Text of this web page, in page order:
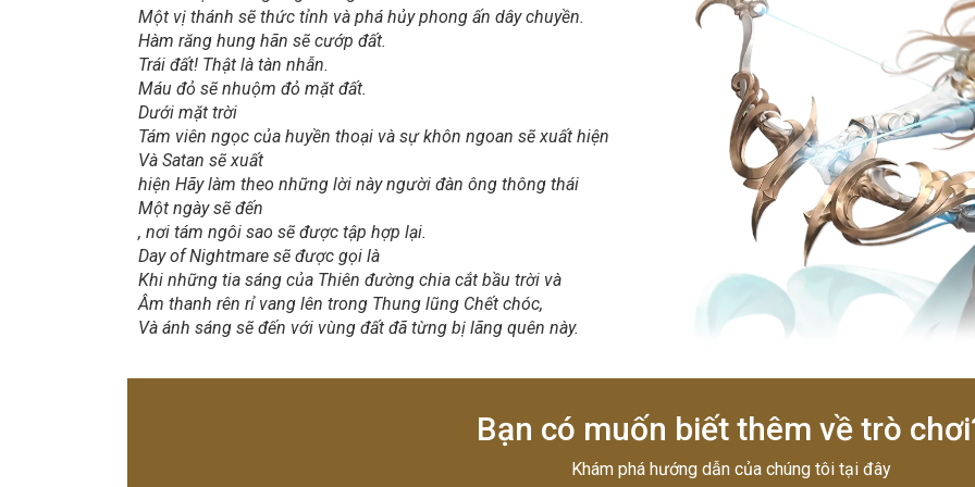
Một vị thánh sẽ thức tỉnh và phá hủy phong ấn dây chuyền.
Hàm răng hung hãn sẽ cướp đất.
Trái đất! Thật là tàn nhẫn.
Máu đỏ sẽ nhuộm đỏ mặt đất.
Dưới mặt trời
Tám viên ngọc của huyền thoại và sự khôn ngoan sẽ xuất hiện
Và Satan sẽ xuất
hiện Hãy làm theo những lời này người đàn ông thông thái
Một ngày sẽ đến
, nơi tám ngôi sao sẽ được tập hợp lại.
Day of Nightmare sẽ được gọi là
Khi những tia sáng của Thiên đường chia cắt bầu trời và
Âm thanh rên rỉ vang lên trong Thung lũng Chết chóc,
Và ánh sáng sẽ đến với vùng đất đã từng bị lãng quên này.
Bạn có muốn biết thêm về trò
Khám phá hướng dẫn của chúng tôi tại đây